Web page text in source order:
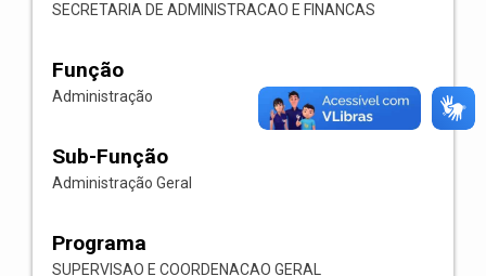
SECRETARIA DE ADMINISTRACAO E FINANCAS
Função
Administração
Sub-Função
Administração Geral
Programa
SUPERVISAO E COORDENACAO GERAL